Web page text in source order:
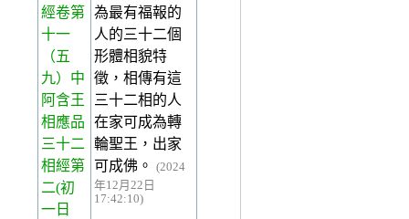
經卷第
十一
（五
九）中
阿含王
相應品
三十二
相經第
二(初
一日
為最有福報的
人的三十二個
形體相貌特
徵，相傳有這
三十二相的人
在家可成為轉
輪聖王，出家
可成佛。
(2024
年12月22日
17:42:10)